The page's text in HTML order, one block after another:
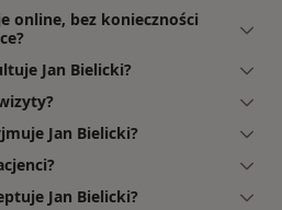
online, bez konieczności
Jan Bielicki?
Jan Bielicki?
Jan Bielicki?